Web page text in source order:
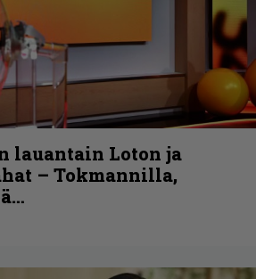
lauantain Loton ja
– Tokmannilla,